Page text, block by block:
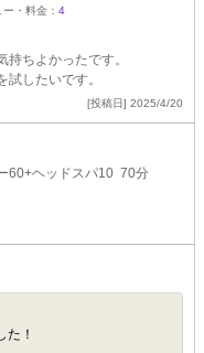
ー・料金： 4
ちよかったです。
したいです。
[投稿日] 2025/4/20
60+ヘッドスパ10 70分
た！